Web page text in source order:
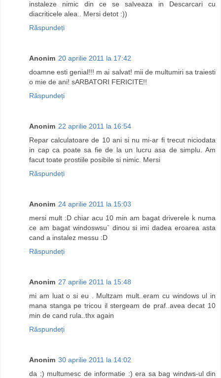
instaleze nimic din ce se salveaza in Descarcari cu
diacriticele alea.. Mersi detot :))
Răspundeți
Anonim 20 aprilie 2011 la 17:42
doamne esti genial!!! m ai salvat! mii de multumiri sa traiesti
o mie de ani! sARBATORI FERICITE!!
Răspundeți
Anonim 22 aprilie 2011 la 16:54
Repar calculatoare de 10 ani si nu mi-ar fi trecut niciodata
in cap ca poate sa fie de la un lucru asa de simplu. Am
facut toate prostiile posibile si nimic. Mersi
Răspundeți
Anonim 24 aprilie 2011 la 15:03
mersi mult :D chiar acu 10 min am bagat driverele k numa
ce am bagat windoswsu` dinou si imi dadea eroarea asta
cand a instalez messu :D
Răspundeți
Anonim 27 aprilie 2011 la 15:48
mi am luat o si eu . Multzam mult..eram cu windows ul in
mana stanga pe tricou il stergeam de praf..avea decat 10
min de cand rula..thx again
Răspundeți
Anonim 30 aprilie 2011 la 14:02
da :) multumesc de informatie :) era sa bag windws-ul din